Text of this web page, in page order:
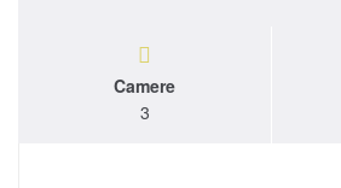
Camere
3